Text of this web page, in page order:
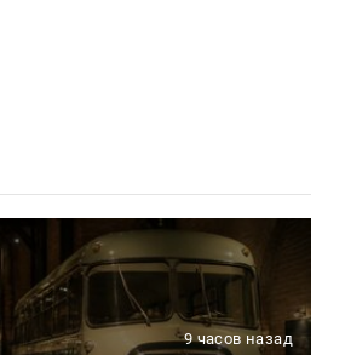
9 часов назад